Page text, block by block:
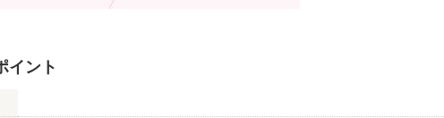
イント